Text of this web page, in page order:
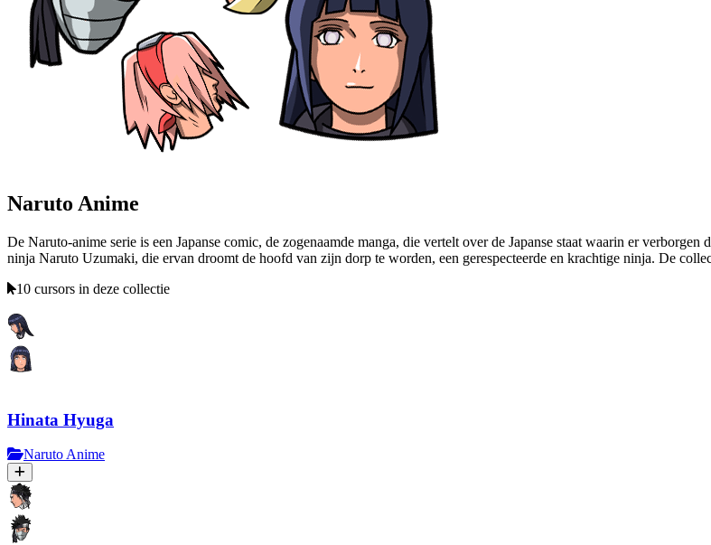
Naruto Anime
De Naruto-anime serie is een Japanse comic, de zogenaamde manga, die vertelt over de Japanse staat waarin er
ninja Naruto Uzumaki, die ervan droomt de hoofd van zijn dorp te worden, een gerespecteerde en krachtige ninja. De
10 cursors in deze collectie
Hinata Hyuga
Naruto Anime